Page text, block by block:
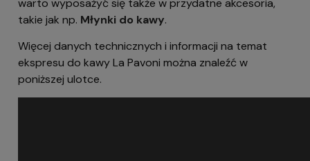
warto wyposażyć się także w przydatne akcesoria,
takie jak np. Młynki do kawy.
Więcej danych technicznych i informacji na temat
ekspresu do kawy La Pavoni można znaleźć w
poniższej ulotce.